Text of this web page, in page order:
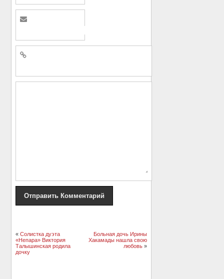
«Солистка дуэта
«Непара» Виктория
Талышинская родила
дочку
Больная дочь Ирины
Хакамады нашла свою
любовь»